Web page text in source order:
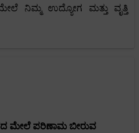
ನಿಮ್ಮ ಉದ್ಯೋಗ ಮತ್ತು ವೃತ್ತಿ
ಮೇಲೆ ಪರಿಣಾಮ ಬೀರುವ